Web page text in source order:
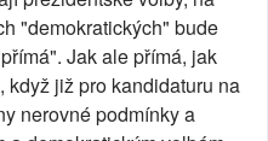
"demokratických" bude
Jak ale přímá, jak
když již pro kandidaturu na
nerovné podmínky a